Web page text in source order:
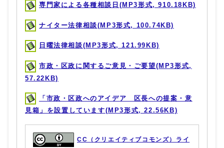
専門家による各種相談日(MP3形式, 910.18KB)
ナイター法律相談(MP3形式, 100.74KB)
日曜法律相談(MP3形式, 121.99KB)
市政・区政に関するご意見・ご要望(MP3形式,
57.22KB)
「市政・区政へのアイデア 区長への提案・意
見箱」を設置しています(MP3形式, 22.56KB)
CC（クリエイティブコモンズ）ライ